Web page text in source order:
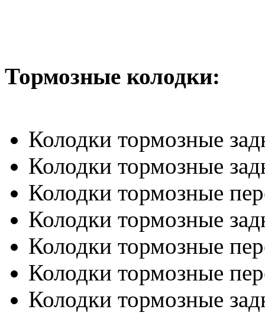
Тормозные колодки:
Колодки тормозные
Колодки тормозные
Колодки тормозные
Колодки тормозные
Колодки тормозные
Колодки тормозные
Колодки тормозные